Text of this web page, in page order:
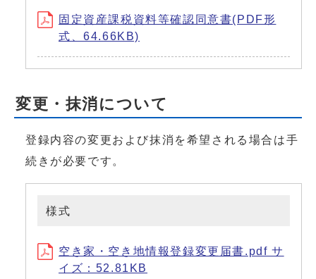
固定資産課税資料等確認同意書(PDF形
式、64.66KB)
変更・抹消について
登録内容の変更および抹消を希望される場合は手
続きが必要です。
様式
空き家・空き地情報登録変更届書.pdf サ
イズ：52.81KB